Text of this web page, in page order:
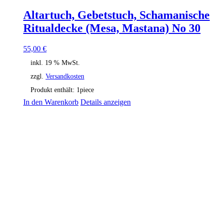
Altartuch, Gebetstuch, Schamanische
Ritualdecke (Mesa, Mastana) No 30
55,00 €
inkl. 19 % MwSt.
zzgl. Versandkosten
Produkt enthält: 1piece
In den Warenkorb Details anzeigen